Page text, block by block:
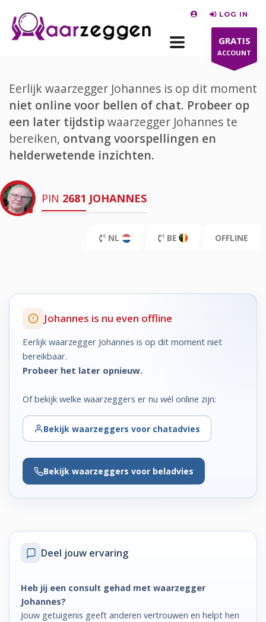
LOG IN
GRATIS
ACCOUNT
Eerlijk waarzegger Johannes is op dit moment
niet online voor bellen of chat. Probeer op
een later tijdstipwaarzegger Johannes te
bereiken, ontvang voorspellingen en
helderwetende inzichten.
PIN 2681 JOHANNES
NL BE OFFLINE
Johannes is nu even offline
Eerlijk waarzegger Johannes is op dit moment niet
bereikbaar.
Probeer het later opnieuw.
Of bekijk welke waarzeggers er nu wél online zijn:
Bekijk waarzeggers voor chatadvies
Bekijk waarzeggers voor beladvies
Deel jouw ervaring
Heb jij een consult gehad met waarzegger
Johannes?
Jouw getuigenis geeft anderen vertrouwen en helpt hen